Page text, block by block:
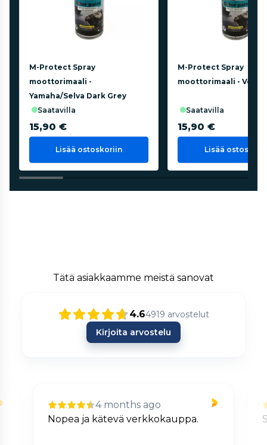
M-Protect Spray
moottorimaali -
Yamaha/Selva Dark Grey
saatavilla
15,90 €
Lisää ostoskoriin
M-Protect Spray
moottorimaali - Volvo
saatavilla
15,90 €
Lisää
Tätä asiakkaamme meistä sanovat
4.64919 arvostelut
Kirjoita arvostelu
4 months ago
Nopea ja kätevä verkkokauppa.